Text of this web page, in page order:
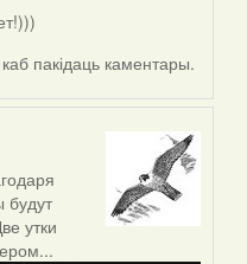
каб пакідаць каментары.
будут
утки